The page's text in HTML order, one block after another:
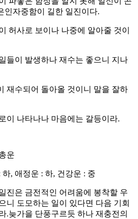
인자중함이 길한 일진이다.
허사로 보이나 나중에 알아줄 것이
들이 발생하나 재수는 좋으니 지나
재수되어 돌아올 것이니 말을 잘하
이 나타나나 마음에는 갈등이라.
운
하, 애정운 : 하, 건강운 : 중
진은 금전적인 어려움에 봉착할 우
니 도모하는 일이 있다면 다음 기회
.늦가을 단풍구르듯 하나 재충전의